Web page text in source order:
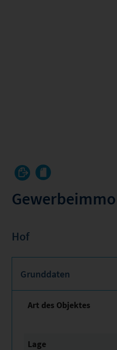
Hof
Grunddaten
Art des Objektes
Lage